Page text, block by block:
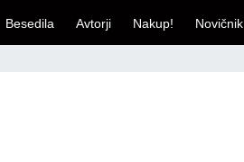
Besedila Avtorji Nakup! Novičnik